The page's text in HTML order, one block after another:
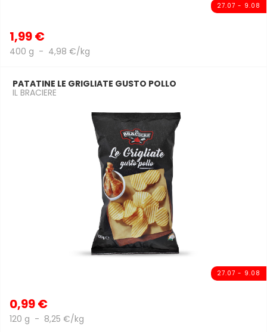
27.07 - 9.08
1,99 €
400 g - 4,98 €/kg
27.07 - 9.08
PATATINE LE GRIGLIATE GUSTO POLLO
IL BRACIERE
0,99 €
120 g - 8,25 €/kg